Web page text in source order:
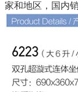
家和地区，国内